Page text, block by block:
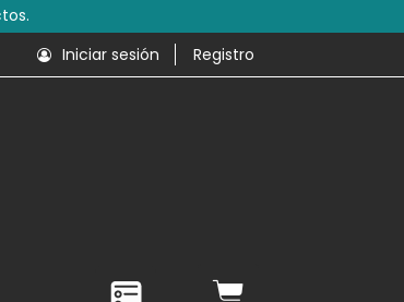
Iniciar sesión Registro